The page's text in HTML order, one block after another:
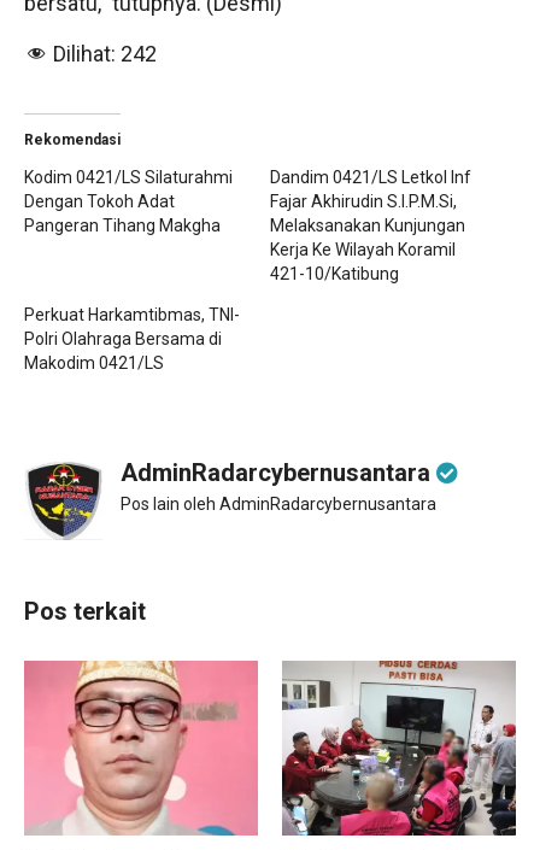
Dilihat: 242
Rekomendasi
Kodim 0421/LS Silaturahmi
Dengan Tokoh Adat
Pangeran Tihang Makgha
Dandim 0421/LS Letkol Inf
Fajar Akhirudin S.I.P.M.Si,
Melaksanakan Kunjungan
Kerja Ke Wilayah Koramil
421-10/Katibung
Perkuat Harkamtibmas, TNI-
Polri Olahraga Bersama di
Makodim 0421/LS
AdminRadarcybernusantara
Pos lain oleh AdminRadarcybernusantara
Pos terkait